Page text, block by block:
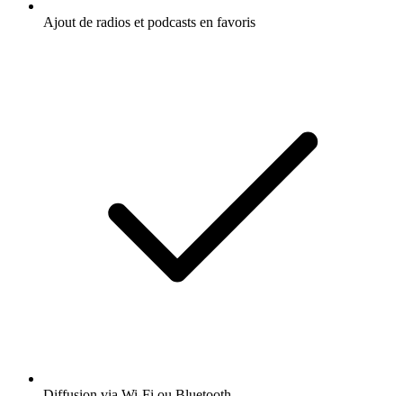
Ajout de radios et podcasts en favoris